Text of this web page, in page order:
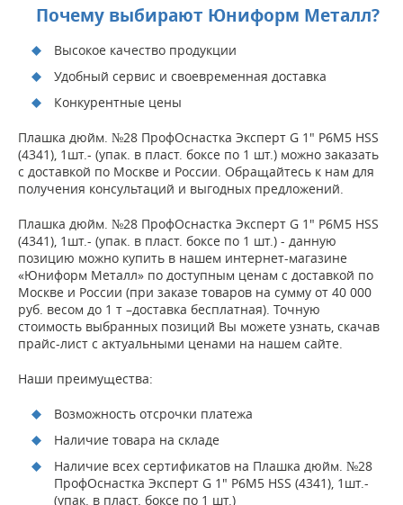
Почему выбирают Юниформ Металл?
Высокое качество продукции
Удобный сервис и своевременная доставка
Конкурентные цены
Плашка дюйм. №28 ПрофОснастка Эксперт G 1" P6M5 HSS
(4341), 1шт.- (упак. в пласт. боксе по 1 шт.) можно заказать
с доставкой по Москве и России. Обращайтесь к нам для
получения консультаций и выгодных предложений.
Плашка дюйм. №28 ПрофОснастка Эксперт G 1" P6M5 HSS
(4341), 1шт.- (упак. в пласт. боксе по 1 шт.) - данную
позицию можно купить в нашем интернет-магазине
«Юниформ Металл» по доступным ценам с доставкой по
Москве и России (при заказе товаров на сумму от 40 000
руб. весом до 1 т –доставка бесплатная). Точную
стоимость выбранных позиций Вы можете узнать, скачав
прайс-лист с актуальными ценами на нашем сайте.
Наши преимущества:
Возможность отсрочки платежа
Наличие товара на складе
Наличие всех сертификатов на Плашка дюйм. №28
ПрофОснастка Эксперт G 1" P6M5 HSS (4341), 1шт.-
(упак. в пласт. боксе по 1 шт.)